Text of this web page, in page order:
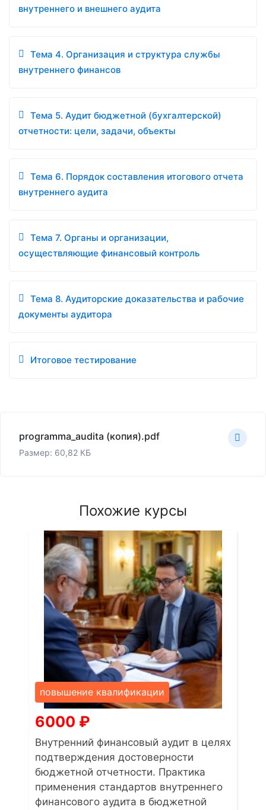
внутреннего и внешнего аудита
Тема 4. Организация и структура службы
внутреннего финансов
Тема 5. Аудит бюджетной (бухгалтерской)
отчетности: цели, задачи, объекты
Тема 6. Порядок составления итогового отчета
внутреннего аудита
Тема 7. Органы и организации,
осуществляющие финансовый контроль
Тема 8. Аудиторские доказательства и рабочие
документы аудитора
Итоговое тестирование
programma_audita (копия).pdf
Размер: 60,82 КБ
Похожие курсы
повышение квалификации
6000 ₽
Внутренний финансовый аудит в целях
подтверждения достоверности
бюджетной отчетности. Практика
применения стандартов внутреннего
финансового аудита в бюджетной